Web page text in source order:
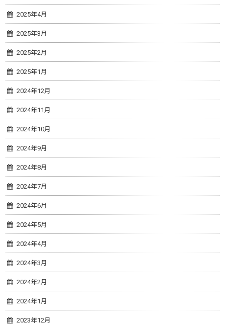
2025年4月
2025年3月
2025年2月
2025年1月
2024年12月
2024年11月
2024年10月
2024年9月
2024年8月
2024年7月
2024年6月
2024年5月
2024年4月
2024年3月
2024年2月
2024年1月
2023年12月